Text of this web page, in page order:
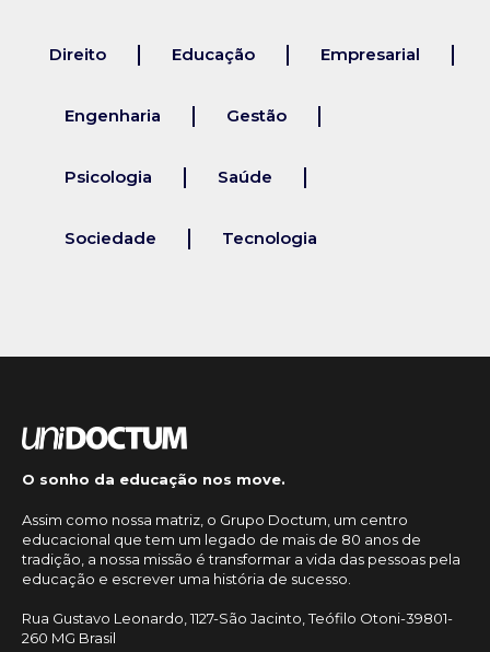
Direito Educação Empresarial
Engenharia Gestão
Psicologia Saúde
Sociedade Tecnologia
O sonho da educação nos move.
Assim como nossa matriz, o Grupo Doctum, um centro
educacional que tem um legado de mais de 80 anos de
tradição, a nossa missão é transformar a vida das pessoas pela
educação e escrever uma história de sucesso.
Rua Gustavo Leonardo, 1127-São Jacinto, Teófilo Otoni-39801-
260 MG Brasil